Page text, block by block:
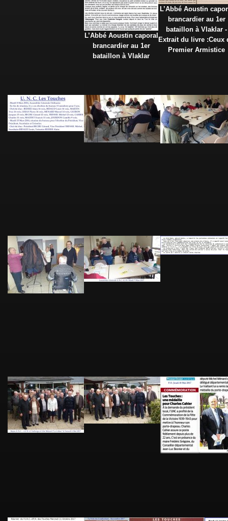
L’Abbé Aoustin caporal
brancardier au 1er
bataillon à Vlaklar
L’Abbé Aoustin
brancardier au 1er
bataillon à Vlaklar -
Extrait du livre :Ceux
Premier Armistice